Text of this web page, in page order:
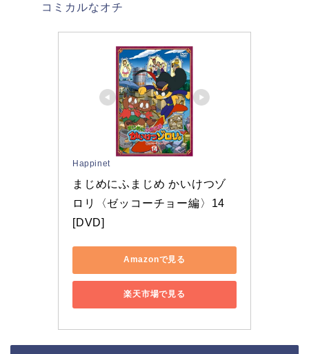
コミカルなオチ
Happinet
まじめにふまじめ かいけつゾ
ロリ〈ゼッコーチョー編〉14
[DVD]
Amazonで見る
楽天市場で見る